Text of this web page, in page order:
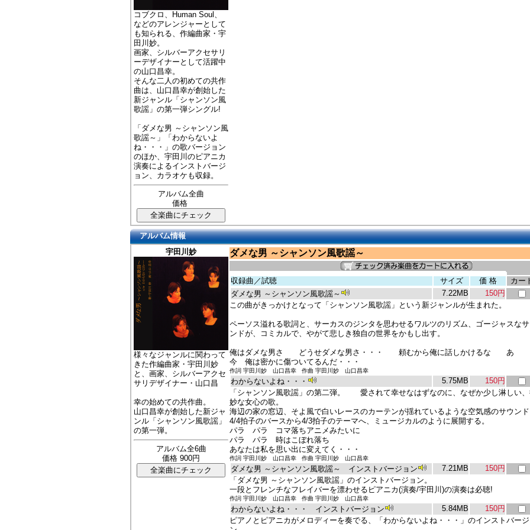
コブクロ、Human Soul、
などのアレンジャーとして
も知られる、作編曲家・宇
田川妙。
画家、シルバーアクセサリ
ーデザイナーとして活躍中
の山口昌幸。
そんな二人の初めての共作
曲は、山口昌幸が創始した
新ジャンル「シャンソン風
歌謡」の第一弾シングル!
「ダメな男 ～シャンソン風
歌謡～」「わからないよ
ね・・・」の歌バージョン
のほか、宇田川のピアニカ
演奏によるインストバージ
ョン、カラオケも収録。
アルバム全曲
価格
アルバム情報
宇田川妙
様々なジャンルに関わって
きた作編曲家・宇田川妙
と、画家、シルバーアクセ
サリデザイナー・山口昌
幸の始めての共作曲。
山口昌幸が創始した新ジャ
ンル「シャンソン風歌謡」
の第一弾。
アルバム全6曲
価格 900円
ダメな男 ～シャンソン風歌謡～
収録曲／試聴 サイズ 価 格
カー
ダメな男 ～シャンソン風歌謡～
7.22MB
150円
この曲がきっかけとなって「シャンソン風歌謡」という新ジャンルが生まれた。
ペーソス溢れる歌詞と、サーカスのジンタを思わせるワルツのリズム、ゴージャスな
ンドが、コミカルで、やがて悲しき独自の世界をかもし出す。
俺はダメな男さ どうせダメな男さ・・・ 頼むから俺に話しかけるな あゝ
今 俺は密かに傷ついてるんだ・・・
作詞 宇田川妙 山口昌幸 作曲 宇田川妙 山口昌幸
わからないよね・・・ 5.75MB
150円
「シャンソン風歌謡」の第二弾。 愛されて幸せなはずなのに、なぜか少し淋しい
妙な女心の歌。
海辺の家の窓辺、そよ風で白いレースのカーテンが揺れているような空気感のサウン
4/4拍子のバースから4/3拍子のテーマへ、ミュージカルのように展開する。
パラ パラ コマ落ちアニメみたいに
パラ パラ 時はこぼれ落ち
あなたは私を思い出に変えてく・・・
作詞 宇田川妙 山口昌幸 作曲 宇田川妙 山口昌幸
ダメな男 ～シャンソン風歌謡～ インストバージョン 7.21MB
150円
「ダメな男 ～シャンソン風歌謡」のインストバージョン。
一段とフレンチなフレイバーを漂わせるピアニカ(演奏/宇田川)の演奏は必聴!
作詞 宇田川妙 山口昌幸 作曲 宇田川妙 山口昌幸
わからないよね・・・ インストバージョン 5.84MB
150円
ピアノとピアニカがメロディーを奏でる、「わからないよね・・・」のインストバー